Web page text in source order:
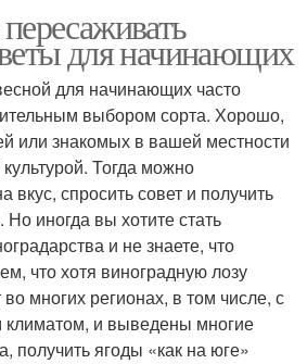
для начинающих
для начинающих часто
выбором сорта. Хорошо,
или знакомых в вашей местности
Тогда можно
вкус, спросить совет и получить
Но иногда вы хотите стать
и не знаете, что
что хотя виноградную лозу
многих регионах, в том числе, с
климатом, и выведены многие
получить ягоды «как на юге»